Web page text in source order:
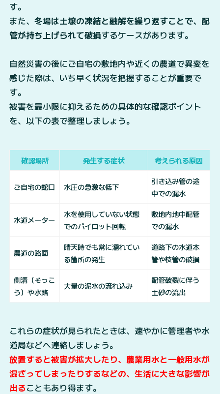
す。
また、冬場は土壌の凍結と融解を繰り返すことで、配
管が持ち上げられて破損するケースがあります。
自然災害の後にご自宅の敷地内や近くの農道で異変を
感じた際は、いち早く状況を把握することが重要で
す。
被害を最小限に抑えるための具体的な確認ポイント
を、以下の表で整理しましょう。
確認場所 発生する症状 考えられる原因
ご自宅の蛇口 水圧の急激な低下
引き込み管の途
中での漏水
水道メーター
水を使用していない状態
でのパイロット回転
敷地内地中配管
での漏水
農道の路面
晴天時でも常に濡れてい
る箇所の発生
道路下の水道本
管や枝管の破損
側溝（そっこ
う）や水路
大量の泥水の流れ込み
配管破裂に伴う
土砂の流出
これらの症状が見られたときは、速やかに管理者や水
道局などへ連絡しましょう。
放置すると被害が拡大したり、農業用水と一般用水が
混ざってしまったりするなどの、生活に大きな影響が
出ることもあり得ます。